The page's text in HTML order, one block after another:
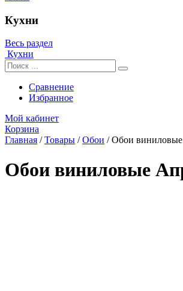
Кухни
Весь раздел
Кухни
Сравнение
Избранное
Мой кабинет
Корзина
Главная /Товары /Обои /Обои виниловые
Обои виниловые